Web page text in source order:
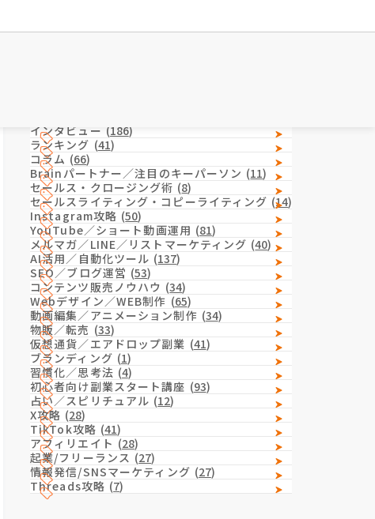
インタビュー (186)
ランキング (41)
コラム (66)
Brainパートナー／注目のキーパーソン (11)
セールス・クロージング術 (8)
セールスライティング・コピーライティング (14)
Instagram攻略 (50)
YouTube／ショート動画運用 (81)
メルマガ／LINE／リストマーケティング (40)
AI活用／自動化ツール (137)
SEO／ブログ運営 (53)
コンテンツ販売ノウハウ (34)
Webデザイン／WEB制作 (65)
動画編集／アニメーション制作 (34)
物販／転売 (33)
仮想通貨／エアドロップ副業 (41)
ブランディング (1)
習慣化／思考法 (4)
初心者向け副業スタート講座 (93)
占い／スピリチュアル (12)
X攻略 (28)
TikTok攻略 (41)
アフィリエイト (28)
起業/フリーランス (27)
情報発信/SNSマーケティング (27)
Threads攻略 (7)